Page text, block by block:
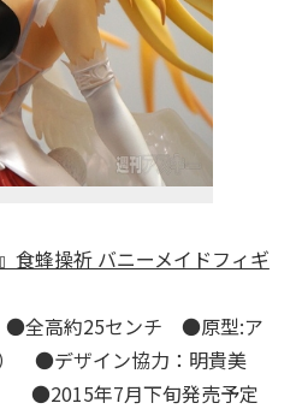
食蜂操祈 バニーメイドフィギ
●全高約25センチ ●原型:ア
●デザイン協力：明貴美
●2015年7月下旬発売予定